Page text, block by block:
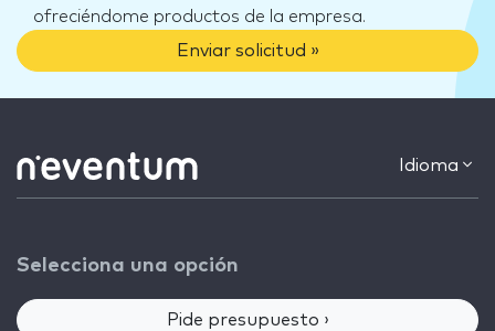
ofreciéndome productos de la empresa.
Enviar solicitud »
Idioma
Selecciona una opción
Pide presupuesto ›